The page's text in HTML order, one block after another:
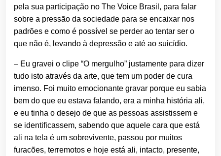
pela sua participação no The Voice Brasil, para falar
sobre a pressão da sociedade para se encaixar nos
padrões e como é possível se perder ao tentar ser o
que não é, levando à depressão e até ao suicídio.
– Eu gravei o clipe “O mergulho” justamente para dizer
tudo isto através da arte, que tem um poder de cura
imenso. Foi muito emocionante gravar porque eu sabia
bem do que eu estava falando, era a minha história ali,
e eu tinha o desejo de que as pessoas assistissem e
se identificassem, sabendo que aquele cara que está
ali na tela é um sobrevivente, passou por muitos
furacões, terremotos e hoje está ali, intacto, presente,